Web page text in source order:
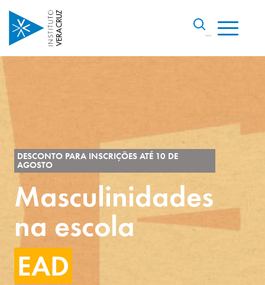
DESCONTO PARA INSCRIÇÕES ATÉ 10 DE
AGOSTO
Masculinidades
na escola
EAD